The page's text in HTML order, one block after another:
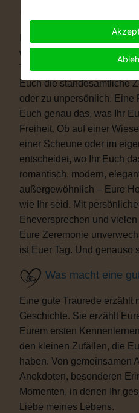
Immer mehr Paare
wirklich zu ihnen passt.
Trauung nicht das
Euch die standesamtliche
oder zu unpersönlich. Eine
Euch genau das, was Ihr
Freiheit. Ob auf einer
einer Scheune oder im
entscheidet, wo Ihr Euch
romantisch, modern,
außergewöhnlich – Eure
wie Ihr seid. Mit
Eheversprechen und
Eure Zeremonie
ist Euer Tag. Und genauso
Was macht eine
Eine gute Traurede erzählt
Geschichte. Sie erzählt
Eurem ersten
den kleinen Zufällen, die
haben. Von gemeinsamen
Anekdoten, besonderen
Momenten, in denen Ihr
Liebe meines Lebens.